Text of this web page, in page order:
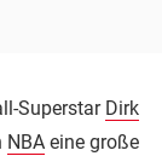
Superstar Dirk
NBA eine große